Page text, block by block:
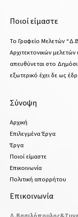
Ποιοί είμαστε
Το Γραφείο Μελετών
Αρχιτεκτονικών
απευθύνεται στο
εξωτερικό έχει δε ως
Σύνοψη
Αρχική
Επιλεγμένα Έργα
Έργα
Ποιοί είμαστε
Επικοινωνία
Πολιτική απορρήτου
Επικοινωνία